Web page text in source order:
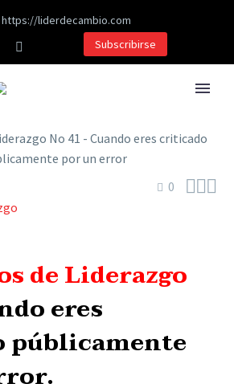
https://liderdecambio.com
Subscribirse
0 
de Liderazgo
eres